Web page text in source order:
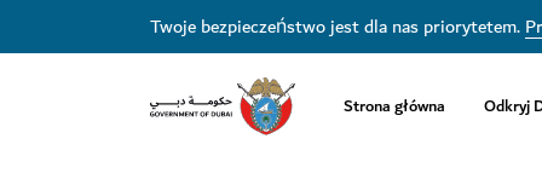
Twoje bezpieczeństwo jest dla nas priorytetem.
Strona główna Odkryj